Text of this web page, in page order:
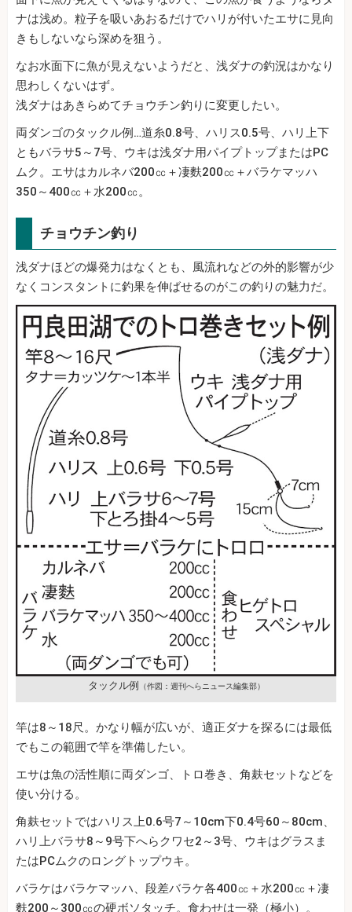
ナは浅め。粒子を吸いあおるだけでハリが付いたエサに見向
きもしないなら深めを狙う。
なお水面下に魚が見えないようだと、浅ダナの釣況はかなり
思わしくないはず。
浅ダナはあきらめてチョウチン釣りに変更したい。
両ダンゴのタックル例…道糸0.8号、ハリス0.5号、ハリ上下
ともバラサ5～7号、ウキは浅ダナ用パイプトップまたはPC
ムク。エサはカルネバ200㏄＋凄麩200㏄＋バラケマッハ
350～400㏄＋水200㏄。
チョウチン釣り
浅ダナほどの爆発力はなくとも、風流れなどの外的影響が少
なくコンスタントに釣果を伸ばせるのがこの釣りの魅力だ。
タックル例 （作図：週刊へらニュース編集部）
竿は8～18尺。かなり幅が広いが、適正ダナを探るには最低
でもこの範囲で竿を準備したい。
エサは魚の活性順に両ダンゴ、トロ巻き、角麸セットなどを
使い分ける。
角麸セットではハリス上0.6号7～10cm下0.4号60～80cm、
ハリ上バラサ8～9号下へらクワセ2～3号、ウキはグラスま
たはPCムクのロングトップウキ。
バラケはバラケマッハ、段差バラケ各400㏄＋水200㏄＋凄
麩200～300㏄の硬ボソタッチ。食わせは一発（極小）。